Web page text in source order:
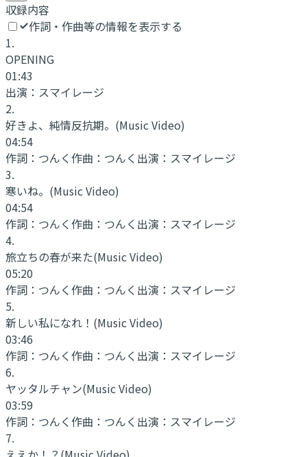
収録内容
作詞・作曲等の情報を表示する
1.
OPENING
01:43
出演： スマイレージ
2.
好きよ、純情反抗期。 (Music Video)
04:54
作詞： つんく作曲： つんく 出演： スマイレージ
3.
寒いね。 (Music Video)
04:54
作詞： つんく作曲： つんく 出演： スマイレージ
4.
旅立ちの春が来た(Music Video)
05:20
作詞： つんく作曲： つんく 出演： スマイレージ
5.
新しい私になれ！ (Music Video)
03:46
作詞： つんく作曲： つんく 出演： スマイレージ
6.
ヤッタルチャン(Music Video)
03:59
作詞： つんく作曲： つんく 出演： スマイレージ
7.